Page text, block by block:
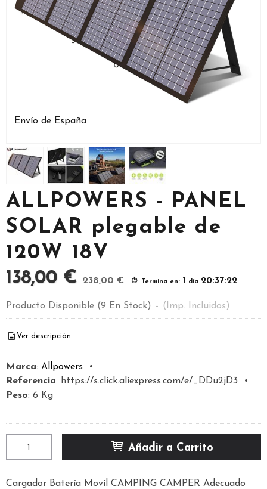
Envío de España
ALLPOWERS - PANEL
SOLAR plegable de
120W 18V
138,00 € 238,00 € Termina en: 1 día 20:37:21
Producto Disponible (9 En Stock) - (Imp. Incluidos)
Ver descripción
Marca: Allpowers •
Referencia: https://s.click.aliexpress.com/e/_DDu2jD3 •
Peso: 6 Kg
Añadir a Carrito
Cargador Batería Movil CAMPING CAMPER Adecuado